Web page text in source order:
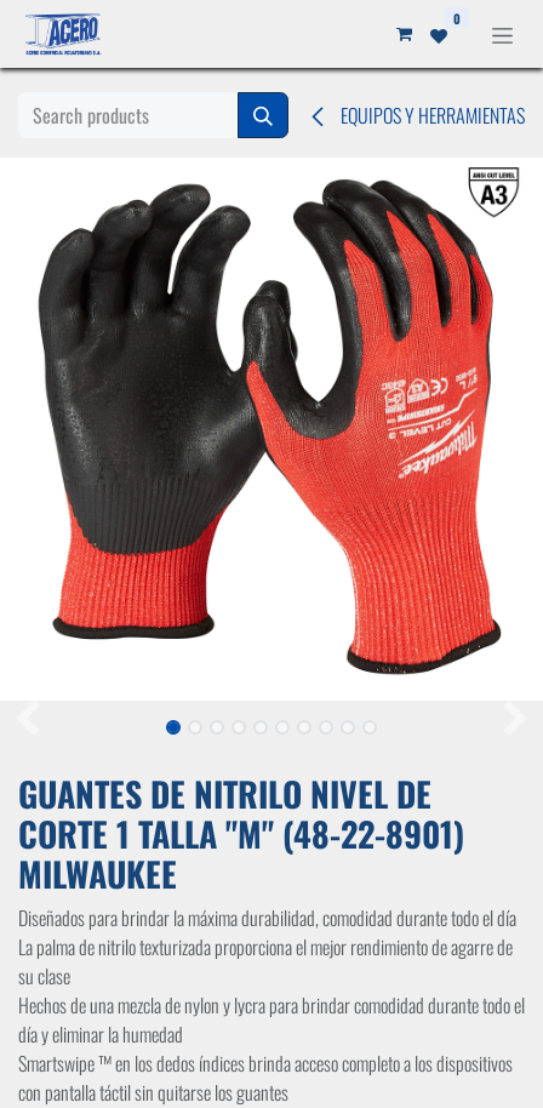
Ir al contenido 0
EQUIPOS Y HERRAMIENTAS
GUANTES DE NITRILO NIVEL DE
CORTE 1 TALLA "M" (48-22-8901)
MILWAUKEE
Diseñados para brindar la máxima durabilidad, comodidad durante todo el día
La palma de nitrilo texturizada proporciona el mejor rendimiento de agarre de
su clase
Hechos de una mezcla de nylon y lycra para brindar comodidad durante todo el
día y eliminar la humedad
Smartswipe ™ en los dedos índices brinda acceso completo a los dispositivos
con pantalla táctil sin quitarse los guantes